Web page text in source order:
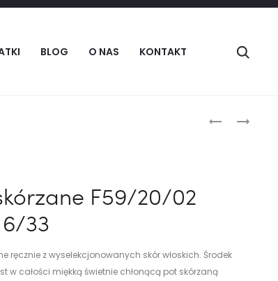
BLOG O NAS KONTAKT
F59/20/02
6/33
ręcznie z wyselekcjonowanych skór włoskich. Środek
w całości miękką świetnie chłonącą pot skórzaną